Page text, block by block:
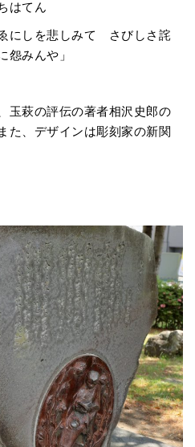
はてん
にしを悲しみて さびしさ詫
怨みんや」
玉萩の評伝の著者相沢史郎の
た、デザインは彫刻家の新関